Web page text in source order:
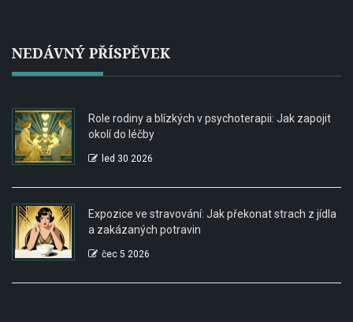
NEDÁVNÝ PŘÍSPĚVEK
Role rodiny a blízkých v psychoterapii: Jak zapojit
okolí do léčby
led 30 2026
Expozice ve stravování: Jak překonat strach z jídla
a zakázaných potravin
čec 5 2026